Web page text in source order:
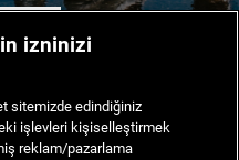
izninizi
sitemizde edindiğiniz
işlevleri kişiselleştirmek
reklam/pazarlama